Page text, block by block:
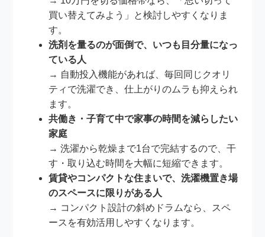
買い替えてみよう」と検討しやすくなりま
す。
洗剤を量るのが面倒で、いつも目分量になっ
ている人
→ 自動投入機能があれば、毎回同じクオリ
ティで洗濯でき、仕上がりのムラも抑えられ
ます。
共働き・子育て中で家事の時間を減らしたい
家庭
→ 洗濯から乾燥まで1台で完結するので、干
す・取り込む時間を大幅に短縮できます。
賃貸やコンパクトな住まいで、洗濯機置き場
のスペースに限りがある人
→ コンパクト設計の斜めドラムなら、スペ
ースを有効活用しやすくなります。